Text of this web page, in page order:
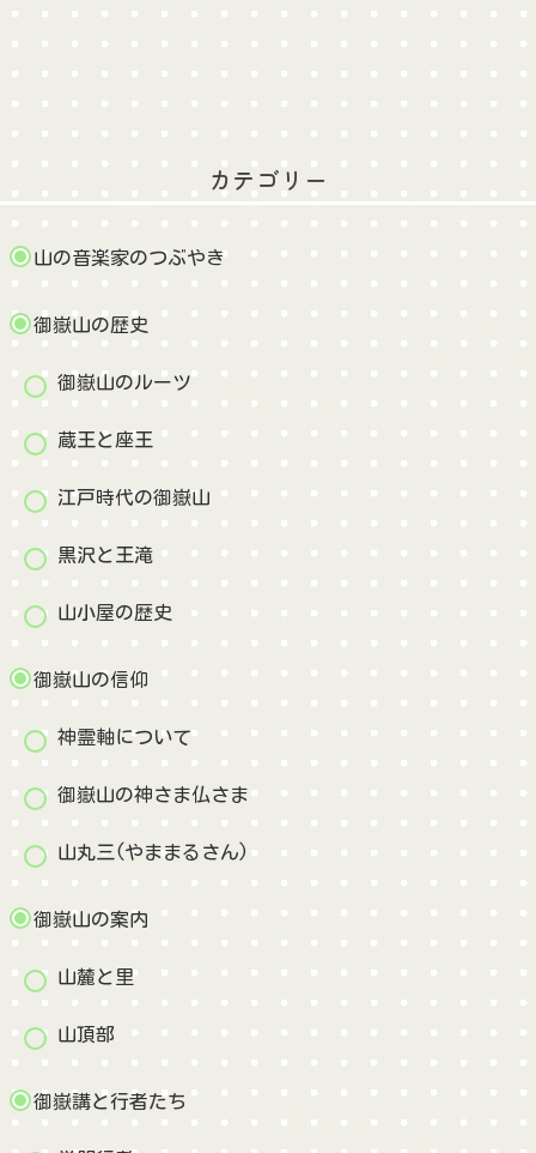
カテゴリー
山の音楽家のつぶやき
御嶽山の歴史
御嶽山のルーツ
蔵王と座王
江戸時代の御嶽山
黒沢と王滝
山小屋の歴史
御嶽山の信仰
神霊軸について
御嶽山の神さま仏さま
山丸三(やままるさん)
御嶽山の案内
山麓と里
山頂部
御嶽講と行者たち